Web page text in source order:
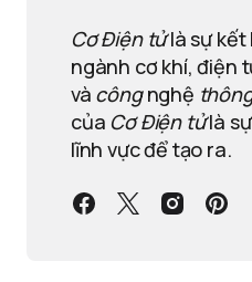
Cơ Điện tửlà sự kết
ngành cơ khí, điện
và côngnghệ
của Cơ Điện tửlà
lĩnh vực để tạo ra.